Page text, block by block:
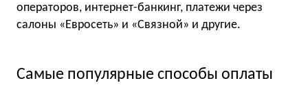
операторов, интернет-банкинг, платежи через
салоны «Евросеть» и «Связной» и другие.
Самые популярные способы оплаты